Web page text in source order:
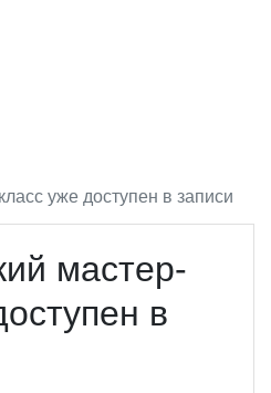
уже доступен в записи
мастер-
в